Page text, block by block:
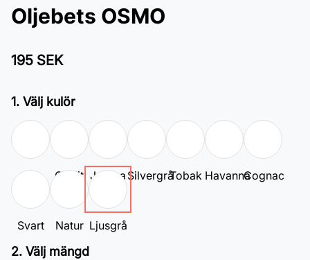
Oljebets OSMO
195 SEK
1. Välj kulör
Vit Grafit Jatoba SilvergråTobak HavannaCognac
Svart Natur Ljusgrå
2. Välj mängd